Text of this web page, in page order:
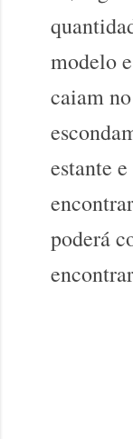
modelo
caiam
estante
poderá